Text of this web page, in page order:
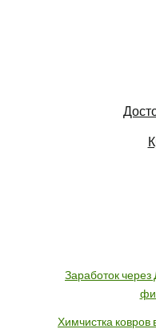
Заработок через
Химчистка ковров